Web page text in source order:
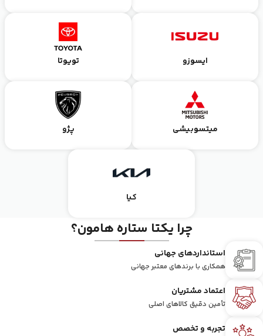
ایسوزو تویوتا
میتسوبیشی پژو
کیا
چرا یکتا ستاره هامون؟
استاندارد‌های جهانی
همکاری با برند‌های معتبر جهانی
اعتماد مشتریان
تأمین دقیق کالاهای اصلی
تجربه و تخصص